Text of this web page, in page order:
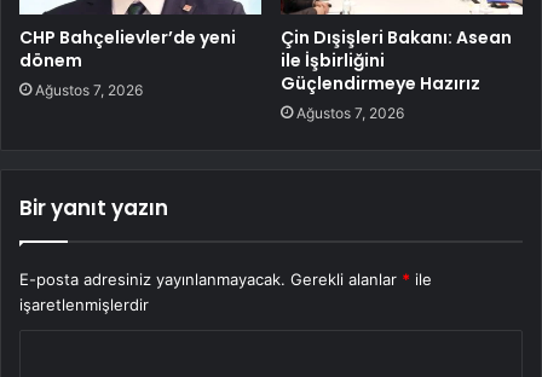
CHP Bahçelievler’de yeni
dönem
Ağustos 7, 2026
Çin Dışişleri Bakanı: Asean
ile İşbirliğini
Güçlendirmeye Hazırız
Ağustos 7, 2026
Bir yanıt yazın
E-posta adresiniz yayınlanmayacak. Gerekli alanlar * ile
işaretlenmişlerdir